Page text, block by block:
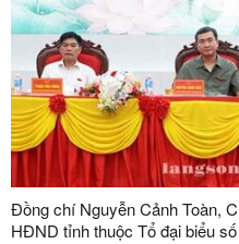
Đồng chí Nguyễn Cảnh Toàn,
HĐND tỉnh thuộc Tổ đại biểu